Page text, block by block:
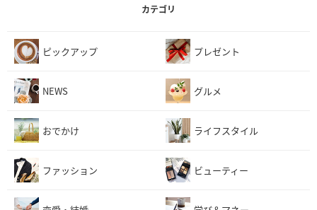
カテゴリ
ピックアップ プレゼント
NEWS グルメ
おでかけ ライフスタイル
ファッション ビューティー